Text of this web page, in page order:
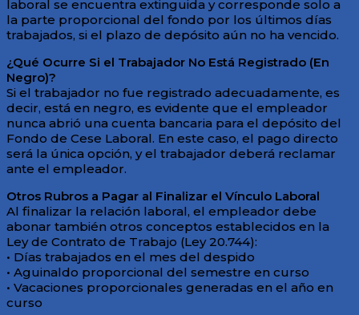
laboral se encuentra extinguida y corresponde solo a
la parte proporcional del fondo por los últimos días
trabajados, si el plazo de depósito aún no ha vencido.
¿Qué Ocurre Si el Trabajador No Está Registrado (En
Negro)?
Si el trabajador no fue registrado adecuadamente, es
decir, está en negro, es evidente que el empleador
nunca abrió una cuenta bancaria para el depósito del
Fondo de Cese Laboral. En este caso, el pago directo
será la única opción, y el trabajador deberá reclamar
ante el empleador.
Otros Rubros a Pagar al Finalizar el Vínculo Laboral
Al finalizar la relación laboral, el empleador debe
abonar también otros conceptos establecidos en la
Ley de Contrato de Trabajo (Ley 20.744):
• Días trabajados en el mes del despido
• Aguinaldo proporcional del semestre en curso
• Vacaciones proporcionales generadas en el año en
curso